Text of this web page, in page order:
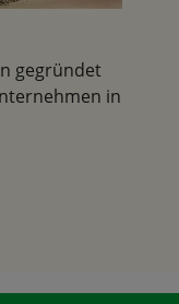
gegründet
in